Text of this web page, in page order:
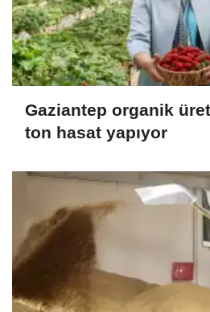
Gaziantep organik
ton hasat yapıyor